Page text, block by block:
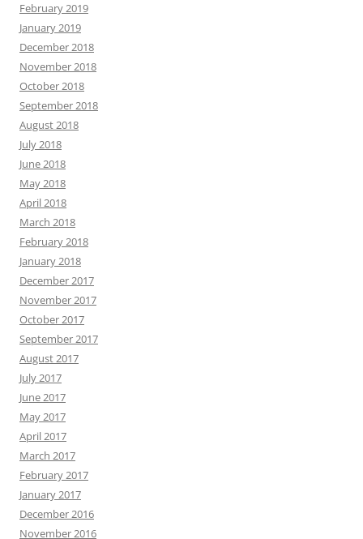
February 2019
January 2019
December 2018
November 2018
October 2018
September 2018
August 2018
July 2018
June 2018
May 2018
April 2018
March 2018
February 2018
January 2018
December 2017
November 2017
October 2017
September 2017
August 2017
July 2017
June 2017
May 2017
April 2017
March 2017
February 2017
January 2017
December 2016
November 2016